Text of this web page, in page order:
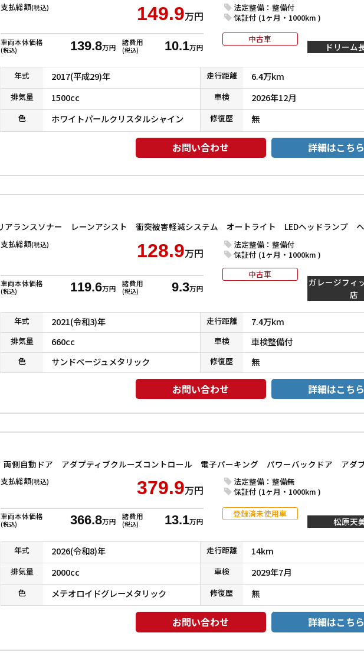
支払総額(税込) 149.9万円
車両本体価格
(税込) 139.8万円
諸費用
(税込) 10.1万円
法定整備：整備付
保証付 (1ヶ月・1000km )
中古車
ドリーム
年式 2017(平成29)年 走行距離 6.4万km
排気量 1500cc 車検 2026年12月
色 ホワイトパールクリスタルシャイン 修復歴 無
お問い合わせ 詳細はこちら
支払総額(税込) 128.9万円
車両本体価格
(税込) 119.6万円
諸費用
(税込) 9.3万円
法定整備：整備付
保証付 (1ヶ月・1000km )
中古車
ガレージフィ
店
年式 2021(令和3)年 走行距離 7.4万km
排気量 660cc 車検 車検整備付
色 サンドベージュメタリック 修復歴 無
お問い合わせ 詳細はこちら
支払総額(税込) 379.9万円
車両本体価格
(税込) 366.8万円
諸費用
(税込) 13.1万円
法定整備：整備無
保証付 (1ヶ月・1000km )
登録済未使用車
松原天
年式 2026(令和8)年 走行距離 14km
排気量 2000cc 車検 2029年7月
色 メテオロイドグレーメタリック 修復歴 無
お問い合わせ 詳細はこちら